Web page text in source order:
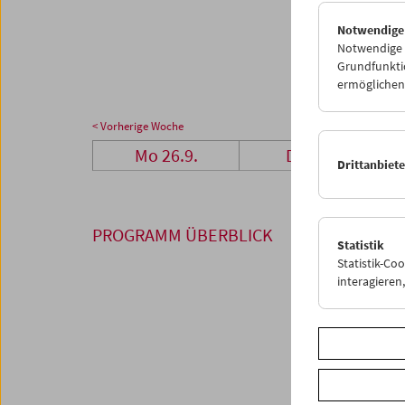
03
< Vorherige Woche
Mo 26.9. Di 27.9.
PROGRAMM ÜBERBLICK
Notwendige
Statistik
Statistik-